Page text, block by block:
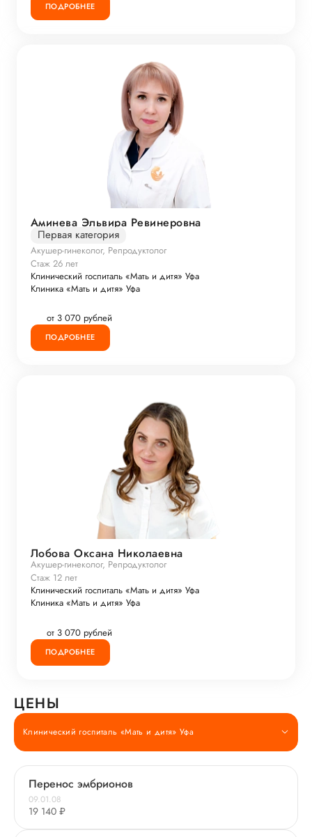
ПОДРОБНЕЕ
Аминева Эльвира Ревинеровна
Первая категория
Акушер-гинеколог, Репродуктолог
Стаж 26 лет
Клинический госпиталь «Мать и дитя» Уфа
Клиника «Мать и дитя» Уфа
от 3 070 рублей
ПОДРОБНЕЕ
Лобова Оксана Николаевна
Акушер-гинеколог, Репродуктолог
Стаж 12 лет
Клинический госпиталь «Мать и дитя» Уфа
Клиника «Мать и дитя» Уфа
от 3 070 рублей
ПОДРОБНЕЕ
ЦЕНЫ
Клинический госпиталь «Мать и дитя» Уфа
Перенос эмбрионов
09.01.08
19 140 ₽